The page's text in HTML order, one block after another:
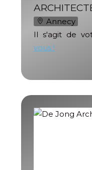
Annecy
Il s'agit de
vous !